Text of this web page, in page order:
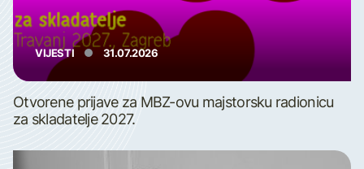
VIJESTI 31.07.2026
Otvorene prijave za MBZ-ovu majstorsku radionicu
za skladatelje 2027.